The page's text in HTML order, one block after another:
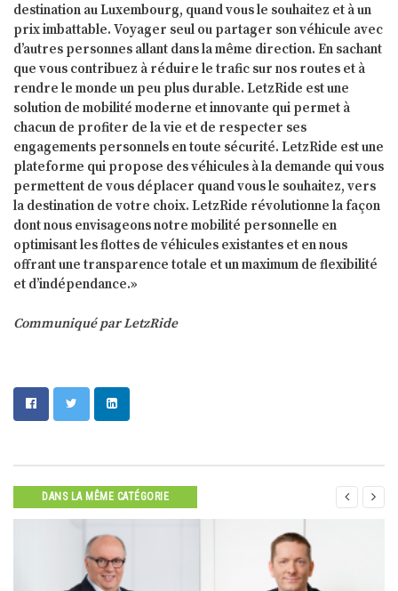
destination au Luxembourg, quand vous le souhaitez et à un
prix imbattable. Voyager seul ou partager son véhicule avec
d’autres personnes allant dans la même direction. En sachant
que vous contribuez à réduire le trafic sur nos routes et à
rendre le monde un peu plus durable. LetzRide est une
solution de mobilité moderne et innovante qui permet à
chacun de profiter de la vie et de respecter ses
engagements personnels en toute sécurité. LetzRide est une
plateforme qui propose des véhicules à la demande qui vous
permettent de vous déplacer quand vous le souhaitez, vers
la destination de votre choix. LetzRide révolutionne la façon
dont nous envisageons notre mobilité personnelle en
optimisant les flottes de véhicules existantes et en nous
offrant une transparence totale et un maximum de flexibilité
et d’indépendance.»
Communiqué par LetzRide
DANS LA MÊME CATÉGORIE  